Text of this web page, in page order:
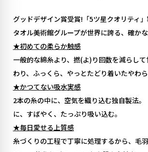
グッドデザイン賞受賞!「5ツ星クオリティ」
タオル美術館グループが世界に誇る、確かな
★初めての柔らか触感
一般的な綿糸より、撚(よ)り回数を減らし
わり、ふっくら、やっとたどり着いたやわ
★かつてない吸水実感
2本の糸の中に、空気を織り込む独自製法
に、すばやく、たっぷり吸い込む。
★毎日愛せる上質感
糸づくりの工程で丁寧に処理するから、毛